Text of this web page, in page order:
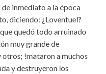
inmediato a la época
diciendo: ¿Loventuel?
quedó todo arruinado
muy grande de
!mataron a muchos
y destruyeron los